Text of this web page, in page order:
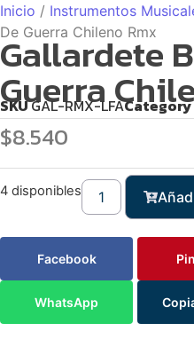
Inicio / Instrumentos
De Guerra Chileno Rmx
Gallardete
Guerra
SKUGAL-RMX-LFACategory
$8.540
4 disponibles
Facebook
WhatsApp